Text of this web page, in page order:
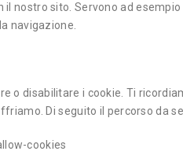
nostro sito. Servono ad
navigazione.
o disabilitare i cookie. Ti
Di seguito il percorso da
cookies